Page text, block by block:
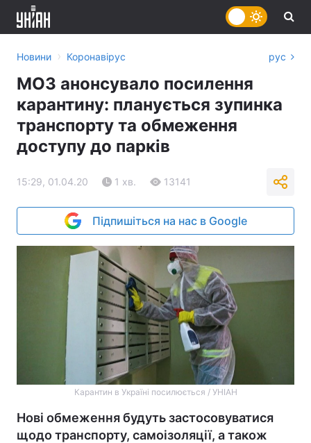
Новини › Коронавірус рус
МОЗ анонсувало посилення
карантину: планується зупинка
транспорту та обмеження
доступу до парків
15:29, 01.04.20 1 хв. 13141
Підпишіться на нас в Google
Карантин в Україні посилюється / УНІАН
Нові обмеження будуть застосовуватися
щодо транспорту, самоізоляції, а також